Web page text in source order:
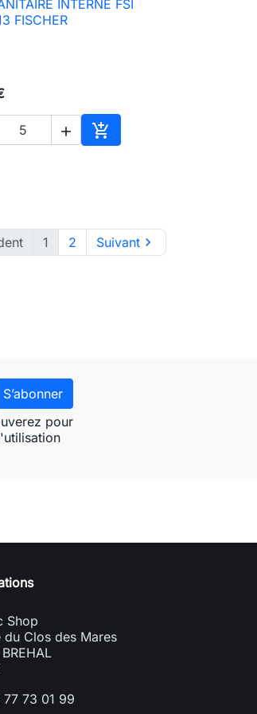
 Aperçu rapide
INTERNE FSI
FISCHER
 
Ajouter au panier
1 2 Suivant
pour
Shop
du Clos des Mares
77 73 01 99